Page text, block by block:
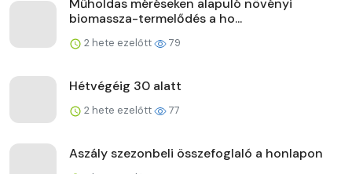
Műholdas méréseken alapuló növényi
biomassza-termelődés a ho...
2 hete ezelőtt 79
Hétvégéig 30 alatt
2 hete ezelőtt 77
Aszály szezonbeli összefoglaló a honlapon